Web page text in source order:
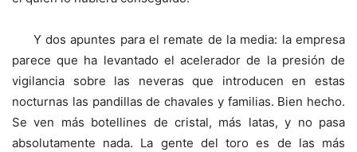
Y dos apuntes para el remate de la media: la empresa
parece que ha levantado el acelerador de la presión de
vigilancia sobre las neveras que introducen en estas
nocturnas las pandillas de chavales y familias. Bien hecho.
Se ven más botellines de cristal, más latas, y no pasa
absolutamente nada. La gente del toro es de las más